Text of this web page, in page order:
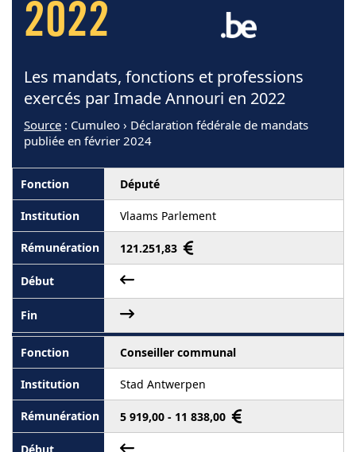
2022
Les mandats, fonctions et professions
exercés par Imade Annouri en 2022
Source : Cumuleo › Déclaration fédérale de mandats
publiée en février 2024
Député
Vlaams Parlement
121.251,83
Conseiller communal
Stad Antwerpen
5 919,00 - 11 838,00